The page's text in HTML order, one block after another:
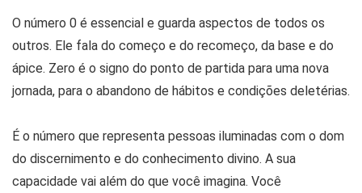
O número 0 é essencial e guarda aspectos de todos os
outros. Ele fala do começo e do recomeço, da base e do
ápice. Zero é o signo do ponto de partida para uma nova
jornada, para o abandono de hábitos e condições deletérias.
É o número que representa pessoas iluminadas com o dom
do discernimento e do conhecimento divino. A sua
capacidade vai além do que você imagina. Você